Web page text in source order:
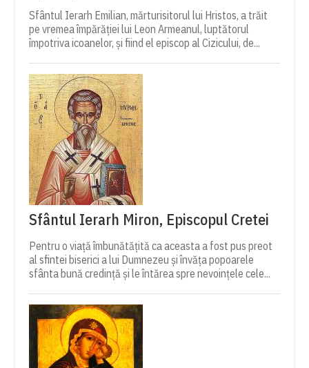
Sfântul Ierarh Emilian, mărturisitorul lui Hristos, a trăit
pe vremea împărăției lui Leon Armeanul, luptătorul
împotriva icoanelor, și fiind el episcop al Cizicului, de...
Sfântul Ierarh Miron, Episcopul Cretei
Pentru o viață îmbunătățită ca aceasta a fost pus preot
al sfintei biserici a lui Dumnezeu și învăța popoarele
sfânta bună credință și le întărea spre nevoințele cele...